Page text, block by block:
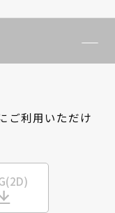
ご利用いただけ